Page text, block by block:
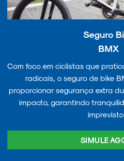
Seguro
BMX
Com foco em ciclistas que
radicais, o seguro de bike
proporcionar segurança extra
impacto, garantindo
SIMULE